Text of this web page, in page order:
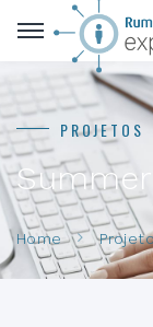
PROJETOS
Home